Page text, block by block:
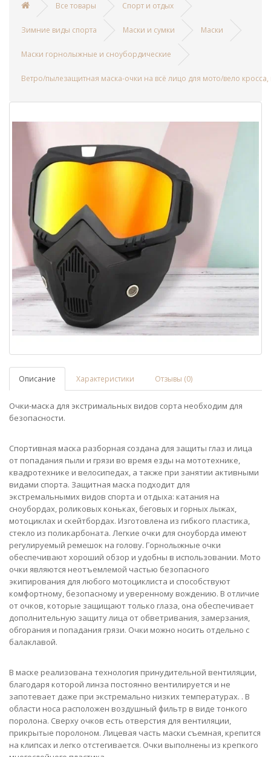
Все товары Спорт и отдых
Зимние виды спорта Маски и сумки Маски
Маски горнолыжные и сноубордические
Ветро/пылезащитная маска-очки на всё лицо для мото/вело
Описание Характеристики Отзывы (0)
Очки-маска для экстримальных видов сорта необходим для
безопасности.
Спортивная маска разборная создана для защиты глаз и лица
от попадания пыли и грязи во время езды на мототехнике,
квадротехнике и велосипедах, а также при занятии активными
видами спорта. Защитная маска подходит для
экстремальнымих видов спорта и отдыха: катания на
сноубордах, роликовых коньках, беговых и горных лыжах,
мотоциклах и скейтбордах. Изготовлена из гибкого пластика,
стекло из поликарбоната. Легкие очки для сноуборда имеют
регулируемый ремешок на голову. Горнолыжные очки
обеспечивают хороший обзор и удобны в использовании. Мото
очки являются неотъемлемой частью безопасного
экипирования для любого мотоциклиста и способствуют
комфортному, безопасному и уверенному вождению. В отличие
от очков, которые защищают только глаза, она обеспечивает
дополнительную защиту лица от обветривания, замерзания,
обгорания и попадания грязи. Очки можно носить отдельно с
балаклавой.
В маске реализована технология принудительной вентиляции,
благодаря которой линза постоянно вентилируется и не
запотевает даже при экстремально низких температурах. . В
области носа расположен воздушный фильтр в виде тонкого
поролона. Сверху очков есть отверстия для вентиляции,
прикрытые поролоном. Лицевая часть маски съемная, крепится
на клипсах и легко отстегивается. Очки выполнены из крепкого